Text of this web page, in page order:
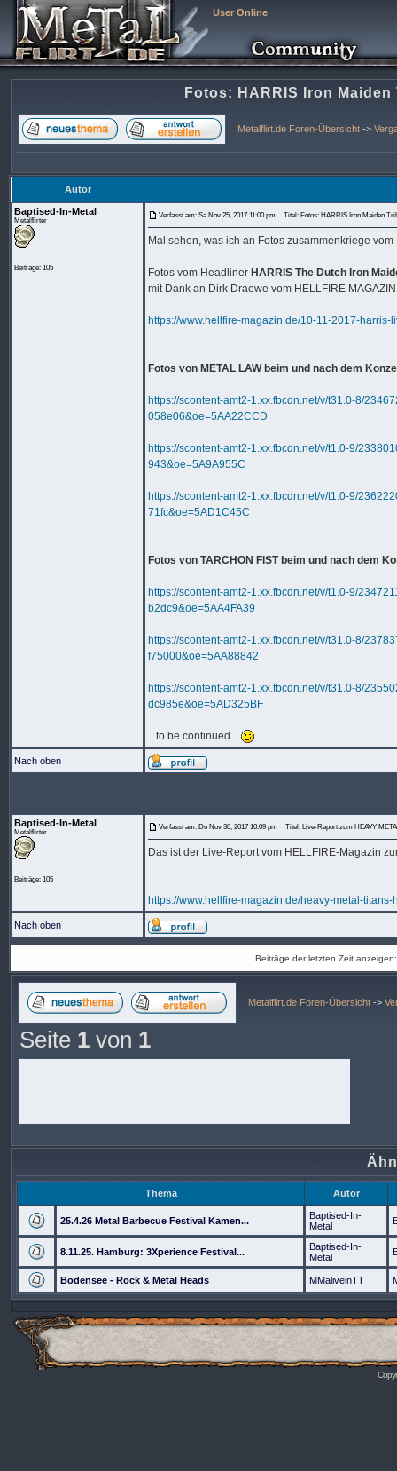
User Online
Fotos: HARRIS Iron Maiden
Metalflirt.de Foren-Übersicht ->
Autor
Baptised-In-Metal
Metalflirter
Beiträge: 105
Verfasst am: Sa Nov 25, 2017 11:00 pm Titel: Fotos: HARRIS Iron Maiden
Mal sehen, was ich an Fotos zusammenkriege
Fotos vom Headliner HARRIS The Dutch Iron
mit Dank an Dirk Draewe vom HELLFIRE
https://www.hellfire-magazin.de/10-11-2017-
Fotos von METAL LAW beim und nach dem
https://scontent-amt2-1.xx.fbcdn.net/v/t31.0-8/
058e06&oe=5AA22CCD
https://scontent-amt2-1.xx.fbcdn.net/v/t1.0-9/
943&oe=5A9A955C
https://scontent-amt2-1.xx.fbcdn.net/v/t1.0-9/
71fc&oe=5AD1C45C
Fotos von TARCHON FIST beim und nach dem
https://scontent-amt2-1.xx.fbcdn.net/v/t1.0-9/
b2dc9&oe=5AA4FA39
https://scontent-amt2-1.xx.fbcdn.net/v/t31.0-8/
f75000&oe=5AA88842
https://scontent-amt2-1.xx.fbcdn.net/v/t31.0-8/
dc985e&oe=5AD325BF
...to be continued...
Nach oben
Baptised-In-Metal
Metalflirter
Beiträge: 105
Verfasst am: Do Nov 30, 2017 10:09 pm Titel: Live-Report zum HEAVY
Das ist der Live-Report vom HELLFIRE-Magazin
https://www.hellfire-magazin.de/heavy-metal-
Nach oben
Beiträge der letzten Zeit
Metalflirt.de Foren-Übersicht ->
Seite 1 von 1
Thema Autor
25.4.26 Metal Barbecue Festival Kamen...
Baptised-In-
Metal
8.11.25. Hamburg: 3Xperience Festival...
Baptised-In-
Metal
Bodensee - Rock & Metal Heads MMaliveinTT